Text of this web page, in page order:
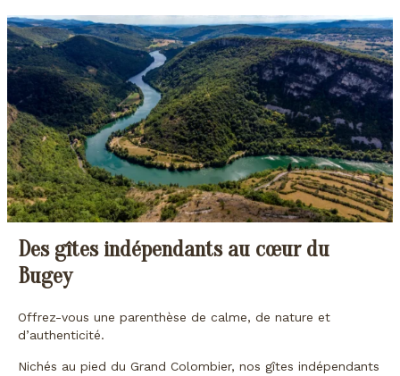
Des gîtes indépendants au cœur du
Bugey
Offrez-vous une parenthèse de calme, de nature et
d’authenticité.
Nichés au pied du Grand Colombier, nos gîtes indépendants